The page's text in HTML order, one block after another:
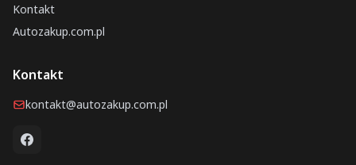
Kontakt
Autozakup.com.pl
Kontakt
kontakt@autozakup.com.pl